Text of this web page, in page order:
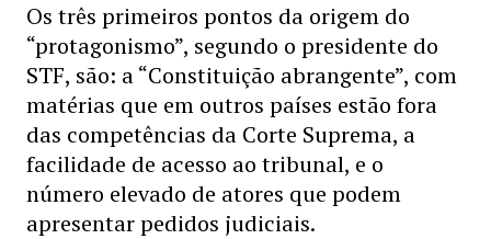
Os três primeiros pontos da origem do
“protagonismo”, segundo o presidente do
STF, são: a “Constituição abrangente”, com
matérias que em outros países estão fora
das competências da Corte Suprema, a
facilidade de acesso ao tribunal, e o
número elevado de atores que podem
apresentar pedidos judiciais.